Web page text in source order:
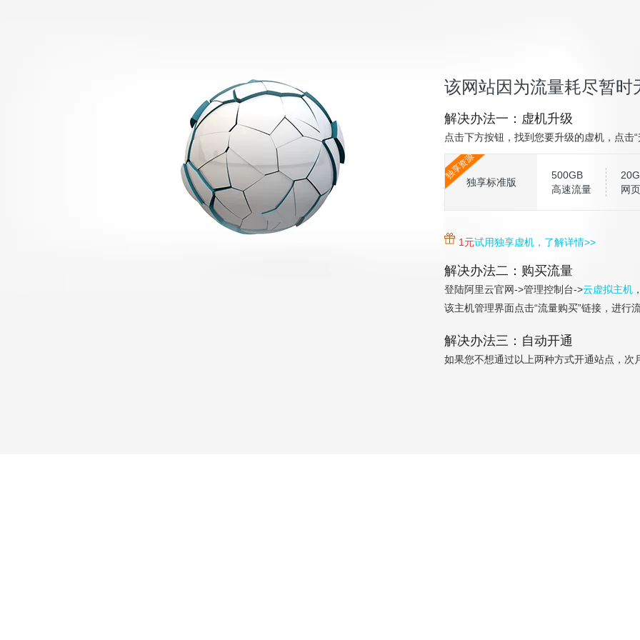
该网站因为流量耗尽暂时
解决办法一：虚机升级
点击下方按钮，找到您要升级的虚机，点击
独享资源
独享标准版
500GB
高速流量
网
1元试用独享虚机，了解详情>>
解决办法二：购买流量
登陆阿里云官网->管理控制台->云虚拟主机
该主机管理界面点击“流量购买”链接，进行
解决办法三：自动开通
如果您不想通过以上两种方式开通站点，次